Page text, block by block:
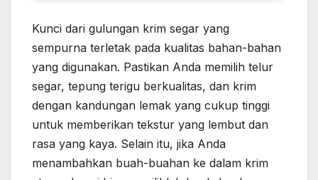
Kunci dari gulungan krim segar yang
sempurna terletak pada kualitas bahan-bahan
yang digunakan. Pastikan Anda memilih telur
segar, tepung terigu berkualitas, dan krim
dengan kandungan lemak yang cukup tinggi
untuk memberikan tekstur yang lembut dan
rasa yang kaya. Selain itu, jika Anda
menambahkan buah-buahan ke dalam krim